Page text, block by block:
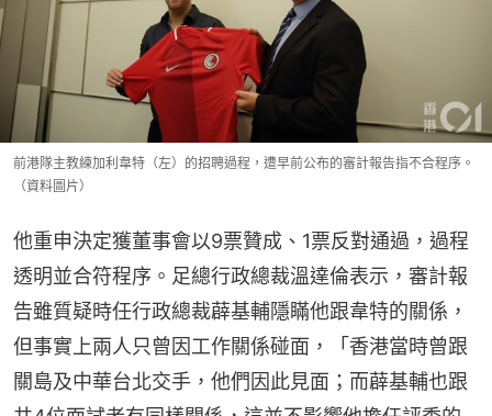
前港隊主教練加利韋特（左）的招聘過程，遭早前公布的審計報告指不合程序。
（資料圖片）
他重申決定獲董事會以9票贊成、1票反對通過，過程
透明並合符程序。足總行政總裁溫達倫表示，審計報
告雖質疑時任行政總裁薜基輔隱瞞他跟韋特的關係，
但事實上兩人只曾因工作關係碰面，「香港當時曾跟
關島及中華台北交手，他們因此見面；而薜基輔也跟